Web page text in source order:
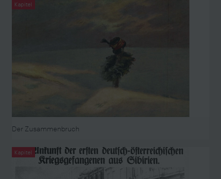
Kapitel
Der Zusammenbruch
Kapitel